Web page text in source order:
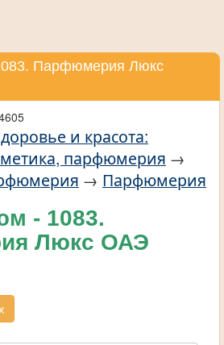
Парфюмерия Люкс
и красота:
парфюмерия →
→ Парфюмерия
- 1083.
Люкс ОАЭ